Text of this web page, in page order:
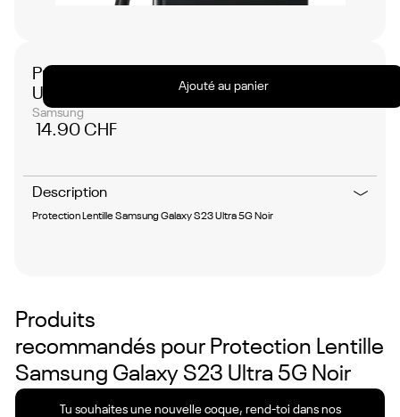
Protection Lentille Samsung Galaxy S23
Ultra 5G Noir
Samsung
14.90 CHF
Description
Protection Lentille Samsung Galaxy S23 Ultra 5G Noir
Ajouté au panier
Produits
recommandés pour Protection Lentille
Samsung Galaxy S23 Ultra 5G Noir
Tu souhaites une nouvelle coque, rend-toi dans nos